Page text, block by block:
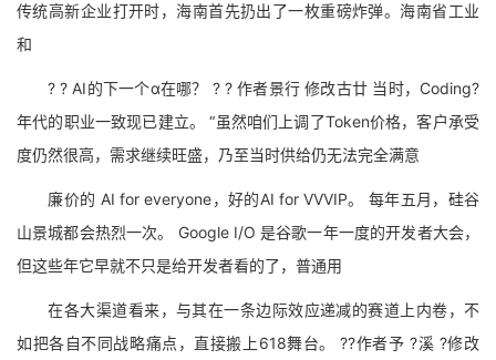
传统高新企业打开时，海南首先扔出了一枚重磅炸弹。海南省工业
和
? ? AI的下一个α在哪？ ? ? 作者景行 修改古廿 当时，Coding?
年代的职业一致现已建立。 “虽然咱们上调了Token价格，客户承受
度仍然很高，需求继续旺盛，乃至当时供给仍无法完全满意
廉价的 AI for everyone，好的AI for VVVIP。 每年五月，硅谷
山景城都会热烈一次。 Google I/O 是谷歌一年一度的开发者大会，
但这些年它早就不只是给开发者看的了，普通用
在各大渠道看来，与其在一条边际效应递减的赛道上内卷，不
如把各自不同战略痛点，直接搬上618舞台。 ??作者予 ?溪 ?修改